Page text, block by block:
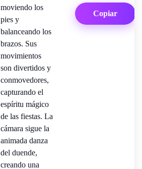
moviendo los
pies y
balanceando los
brazos. Sus
movimientos
son divertidos y
conmovedores,
capturando el
espíritu mágico
de las fiestas. La
cámara sigue la
animada danza
del duende,
creando una
Copiar